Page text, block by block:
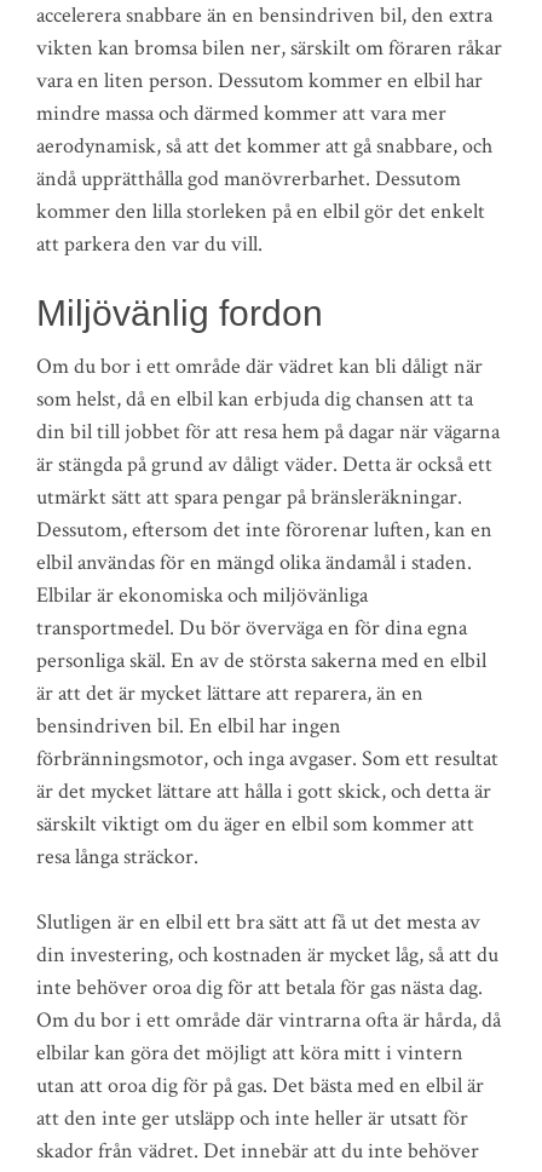
accelerera snabbare än en bensindriven bil, den extra
vikten kan bromsa bilen ner, särskilt om föraren råkar
vara en liten person. Dessutom kommer en elbil har
mindre massa och därmed kommer att vara mer
aerodynamisk, så att det kommer att gå snabbare, och
ändå upprätthålla god manövrerbarhet. Dessutom
kommer den lilla storleken på en elbil gör det enkelt
att parkera den var du vill.
Miljövänlig fordon
Om du bor i ett område där vädret kan bli dåligt när
som helst, då en elbil kan erbjuda dig chansen att ta
din bil till jobbet för att resa hem på dagar när vägarna
är stängda på grund av dåligt väder. Detta är också ett
utmärkt sätt att spara pengar på bränsleräkningar.
Dessutom, eftersom det inte förorenar luften, kan en
elbil användas för en mängd olika ändamål i staden.
Elbilar är ekonomiska och miljövänliga
transportmedel. Du bör överväga en för dina egna
personliga skäl. En av de största sakerna med en elbil
är att det är mycket lättare att reparera, än en
bensindriven bil. En elbil har ingen
förbränningsmotor, och inga avgaser. Som ett resultat
är det mycket lättare att hålla i gott skick, och detta är
särskilt viktigt om du äger en elbil som kommer att
resa långa sträckor.
Slutligen är en elbil ett bra sätt att få ut det mesta av
din investering, och kostnaden är mycket låg, så att du
inte behöver oroa dig för att betala för gas nästa dag.
Om du bor i ett område där vintrarna ofta är hårda, då
elbilar kan göra det möjligt att köra mitt i vintern
utan att oroa dig för på gas. Det bästa med en elbil är
att den inte ger utsläpp och inte heller är utsatt för
skador från vädret. Det innebär att du inte behöver